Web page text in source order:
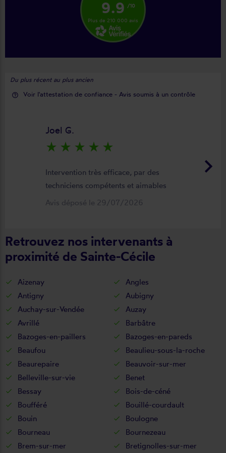
9.9 /10
Plus de 210 000 avis
Du plus récent au plus ancien
help_outline Voir l'attestation de confiance - Avis soumis à un contrôle
keyboard_arrow_right
Joel G.
star_rate star_rate star_rate star_rate star_rate
Intervention très efficace, par des
techniciens compétents et aimables
Avis déposé le 29/07/2026
Retrouvez nos intervenants à
proximité de Sainte-Cécile
Aizenay
Angles
Antigny
Aubigny
Auchay-sur-Vendée
Auzay
Avrillé
Barbâtre
Bazoges-en-paillers
Bazoges-en-pareds
Beaufou
Beaulieu-sous-la-roche
Beaurepaire
Beauvoir-sur-mer
Belleville-sur-vie
Benet
Bessay
Bois-de-céné
Boufféré
Bouillé-courdault
Bouin
Boulogne
Bourneau
Bournezeau
Brem-sur-mer
Bretignolles-sur-mer